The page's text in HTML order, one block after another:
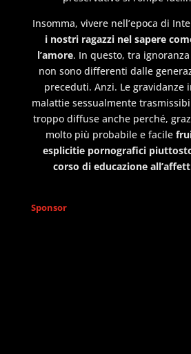
Insomma, vivere nell’epoca di
i nostri ragazzi nel sapere
l’amore. In questo, tra
non sono differenti dalle
preceduti. Anzi. Le gravidanze
malattie sessualmente
troppo diffuse anche perché,
molto più probabile e facile
esplicitie pornografici
corso di educazione
Sponsor